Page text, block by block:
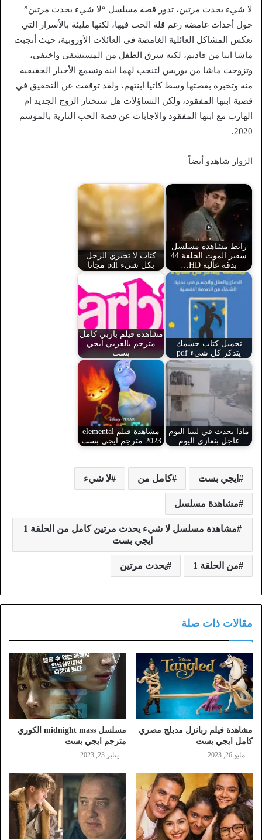
لا شيء يحدث مرتين، تدور قصة مسلسل “لا شيء يحدث مرتين”
حول أحداث غامضة رغم قلة الحب فيها، لكنها مليئة بالأسرار التي
تعكس المشاكل العائلية الغامضة في العائلات الأوروبية، حيث أنجبت
ماشا ابنا من فاديم، لكنه سرق الطفل من المستشفى واختفى،
وتزوجت ماشا من بوريس لتنجب لهما ابنة وتسمع الأخبار الحقيقية
منه وتخبره بقصتها وسط كاتيا ابنتهم، ولقد توقفت عن التحقيق في
قضية ابنها المفقود، ولكن التساؤلات هل ستختار الزوج الجديد ام
الهارب مع ابنها المفقود والاجابات عن قصة الحب النارية بالموسم
2020.
الزوار شاهدو أيضاً
رابط مشاهدة مسلسل
سفير الموت الحلقة 44
بدقة عالية HD…
كتاب لا تخبري الرجل
بكل شيء pdf مجانا
تحميل كتاب جسمك
يتذكر كل شيء pdf
مشاهدة فيلم باربي كامل
مترجم بالعربي ايجي
بست
ماذا يحدث في ليبيا اليوم
عاجل بنغازي اليوم
مشاهدة فيلم elemental
2023 مترجم ايجي بست
ايجي بست كامل من لا شيء
مشاهدة مسلسل
مشاهدة مسلسل لا شيء يحدث مرتين كامل من الحلقة 1
ايجي بست
من الحلقة 1 يحدث مرتين
مقالات ذات صلة
مشاهدة فيلم ربانزل مدبلج مصري
كامل ايجي بست
مايو 26, 2023
مسلسل midnight mass الكوري
مترجم ايجي بست
يناير 23, 2023